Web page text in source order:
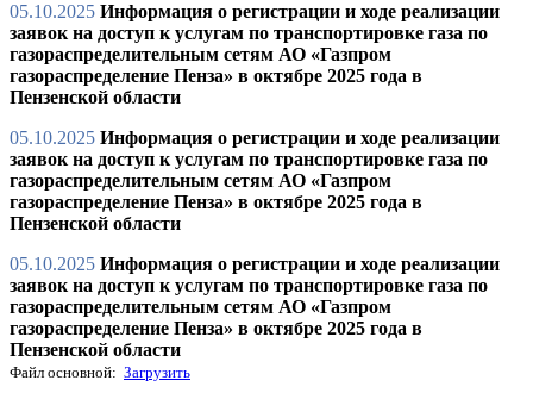
05.10.2025 Информация о регистрации и ходе реализации
заявок на доступ к услугам по транспортировке газа по
газораспределительным сетям АО «Газпром
газораспределение Пенза» в октябре 2025 года в
Пензенской области
05.10.2025 Информация о регистрации и ходе реализации
заявок на доступ к услугам по транспортировке газа по
газораспределительным сетям АО «Газпром
газораспределение Пенза» в октябре 2025 года в
Пензенской области
05.10.2025 Информация о регистрации и ходе реализации
заявок на доступ к услугам по транспортировке газа по
газораспределительным сетям АО «Газпром
газораспределение Пенза» в октябре 2025 года в
Пензенской области
Файл основной: Загрузить